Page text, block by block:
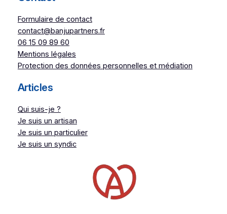
Formulaire de contact
contact@banjupartners.fr
06 15 09 89 60
Mentions légales
Protection des données personnelles et médiation
Articles
Qui suis-je ?
Je suis un artisan
Je suis un particulier
Je suis un syndic